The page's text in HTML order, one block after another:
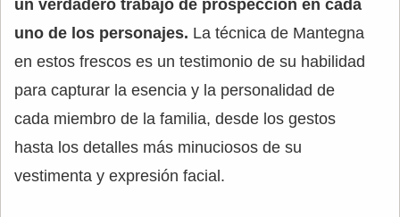
un verdadero trabajo de prospección en cada
uno de los personajes. La técnica de Mantegna
en estos frescos es un testimonio de su habilidad
para capturar la esencia y la personalidad de
cada miembro de la familia, desde los gestos
hasta los detalles más minuciosos de su
vestimenta y expresión facial.